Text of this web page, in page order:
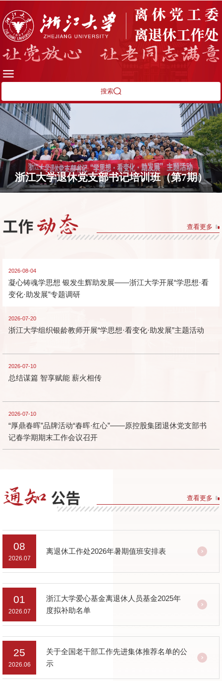
搜索
浙江大学退休党支部书记培训班（第7期）
查看更多
2026-08-04
凝心铸魂学思想 银发生辉助发展——浙江大学开展“学思想·看
变化·助发展”专题调研
2026-07-20
浙江大学组织银龄教师开展“学思想·看变化·助发展”主题活动
2026-07-10
总结谋篇 智享赋能 薪火相传
2026-07-10
“厚鼎春晖”品牌活动“春晖·红心”——原控股集团退休党支部书
记春学期期末工作会议召开
查看更多
08
2026.07
离退休工作处2026年暑期值班安排表
01
2026.07
浙江大学爱心基金离退休人员基金2025年
度拟补助名单
25
2026.06
关于全国老干部工作先进集体推荐名单的公
示